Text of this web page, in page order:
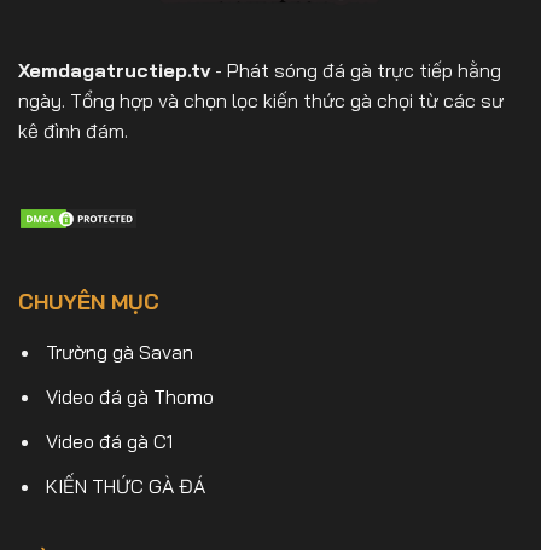
Xemdagatructiep.tv- Phát sóng đá gà trực tiếp hằng
ngày. Tổng hợp và chọn lọc kiến thức gà chọi từ các sư
kê đình đám.
CHUYÊN MỤC
Trường gà Savan
Video đá gà Thomo
Video đá gà C1
KIẾN THỨC GÀ ĐÁ